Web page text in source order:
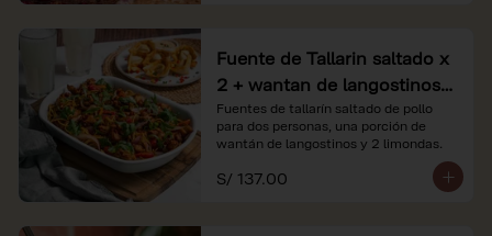
Fuente de Tallarin saltado x
2 + wantan de langostinos +
2 limonadas
Fuentes de tallarín saltado de pollo
para dos personas, una porción de
wantán de langostinos y 2 limondas.
S/ 137.00